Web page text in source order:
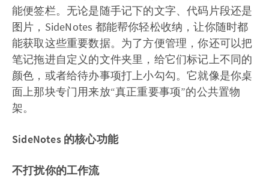
能便签栏。无论是随手记下的文字、代码片段还是
图片，SideNotes 都能帮你轻松收纳，让你随时都
能获取这些重要数据。为了方便管理，你还可以把
笔记拖进自定义的文件夹里，给它们标记上不同的
颜色，或者给待办事项打上小勾勾。它就像是你桌
面上那块专门用来放“真正重要事项”的公共置物
架。
SideNotes 的核心功能
不打扰你的工作流